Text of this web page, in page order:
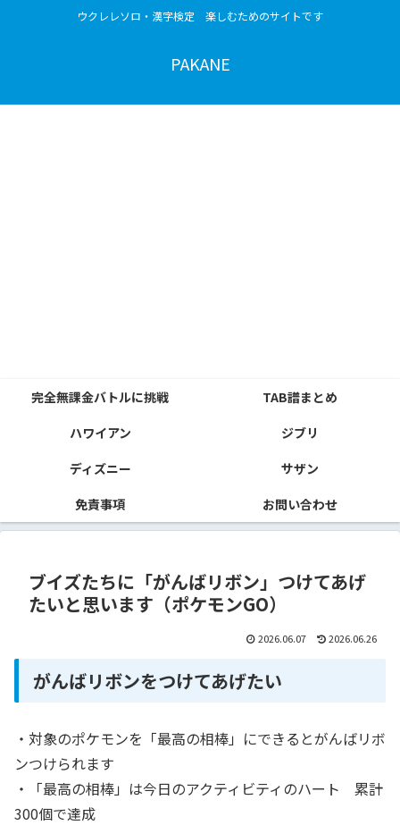
ウクレレソロ・漢字検定 楽しむためのサイトです
PAKANE
完全無課金バトルに挑戦
TAB譜まとめ
ハワイアン
ジブリ
ディズニー
サザン
免責事項
お問い合わせ
ブイズたちに「がんばリボン」つけてあげ
たいと思います（ポケモンGO）
2026.06.07 2026.06.26
がんばリボンをつけてあげたい
・対象のポケモンを「最高の相棒」にできるとがんばリボ
ンつけられます
・「最高の相棒」は今日のアクティビティのハート 累計
300個で達成